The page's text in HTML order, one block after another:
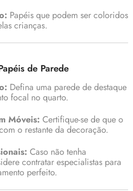
Papéis que podem ser coloridos
crianças.
de Parede
Defina uma parede de destaque
focal no quarto.
Móveis: Certifique-se de que o
o restante da decoração.
Caso não tenha
contratar especialistas para
perfeito.